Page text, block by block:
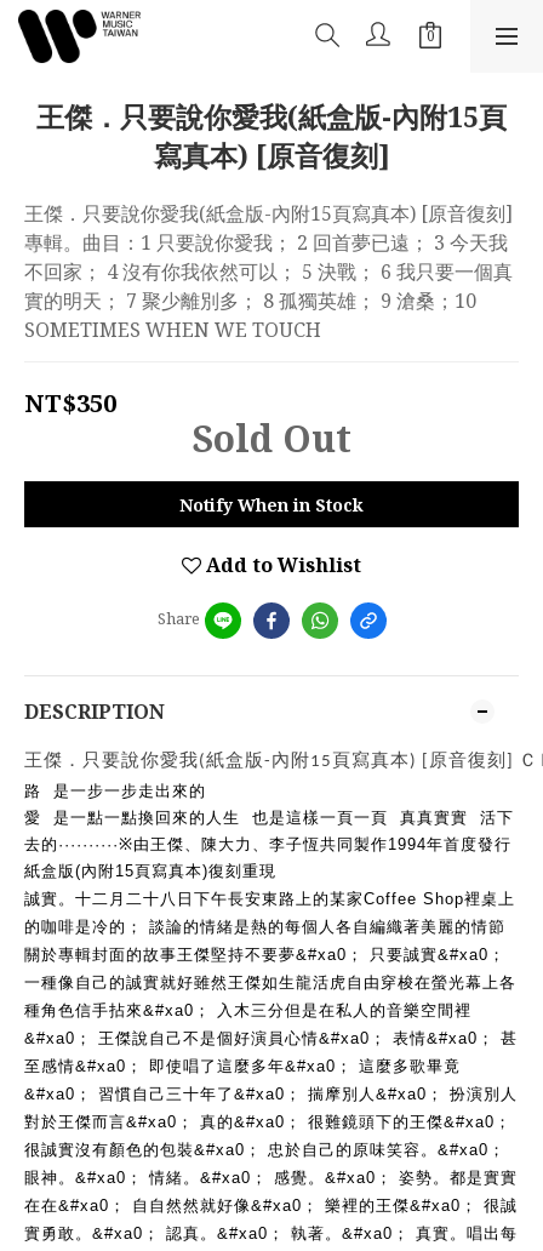
王傑．只要說你愛我(紙盒版-內附15頁
寫真本) [原音復刻]
王傑．只要說你愛我(紙盒版-內附15頁寫真本) [原音復刻]
專輯。曲目：1 只要說你愛我； 2 回首夢已遠； 3 今天我
不回家； 4 沒有你我依然可以； 5 決戰； 6 我只要一個真
實的明天； 7 聚少離別多； 8 孤獨英雄； 9 滄桑；10
SOMETIMES WHEN WE TOUCH
NT$350
Sold Out
Notify When in Stock
Add to Wishlist
Share
DESCRIPTION
王傑．只要說你愛我(紙盒版-內附15頁寫真本) [原音復刻] Ｃ
路  是一步一步走出來的
愛  是一點一點換回來的人生  也是這樣一頁一頁  真真實實  活下
去的··········※由王傑、陳大力、李子恆共同製作1994年首度發行
紙盒版(內附15頁寫真本)復刻重現
誠實。十二月二十八日下午長安東路上的某家Coffee Shop裡桌上
的咖啡是冷的； 談論的情緒是熱的每個人各自編織著美麗的情節
關於專輯封面的故事王傑堅持不要夢&#xa0； 只要誠實&#xa0；
一種像自己的誠實就好雖然王傑如生龍活虎自由穿梭在螢光幕上各
種角色信手拈來&#xa0； 入木三分但是在私人的音樂空間裡
&#xa0； 王傑說自己不是個好演員心情&#xa0； 表情&#xa0； 甚
至感情&#xa0； 即使唱了這麼多年&#xa0； 這麼多歌畢竟
&#xa0； 習慣自己三十年了&#xa0； 揣摩別人&#xa0； 扮演別人
對於王傑而言&#xa0； 真的&#xa0； 很難鏡頭下的王傑&#xa0；
很誠實沒有顏色的包裝&#xa0； 忠於自己的原味笑容。&#xa0；
眼神。&#xa0； 情緒。&#xa0； 感覺。&#xa0； 姿勢。都是實實
在在&#xa0； 自自然然就好像&#xa0； 樂裡的王傑&#xa0； 很誠
實勇敢。&#xa0； 認真。&#xa0； 執著。&#xa0； 真實。唱出每